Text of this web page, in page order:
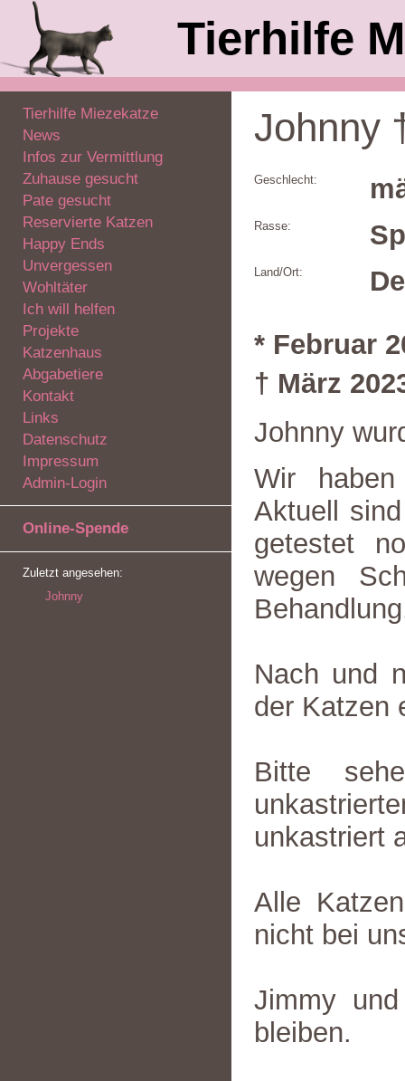
Tierhilfe
Tierhilfe Miezekatze
News
Infos zur Vermittlung
Zuhause gesucht
Pate gesucht
Reservierte Katzen
Happy Ends
Unvergessen
Wohltäter
Ich will helfen
Projekte
Katzenhaus
Abgabetiere
Kontakt
Links
Datenschutz
Impressum
Admin-Login
Online-Spende
Zuletzt angesehen:
Johnny
Johnny
Geschlecht:
Rasse:
Land/Ort:
* Februar
† März
Johnny
Wir
Aktuell
getestet
wegen
Nach und
der Katzen
Bitte
unkastriert
Alle
nicht bei
Jimmy
bleiben.